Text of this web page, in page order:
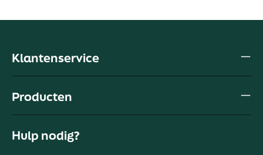
Klantenservice
Producten
Hulp nodig?